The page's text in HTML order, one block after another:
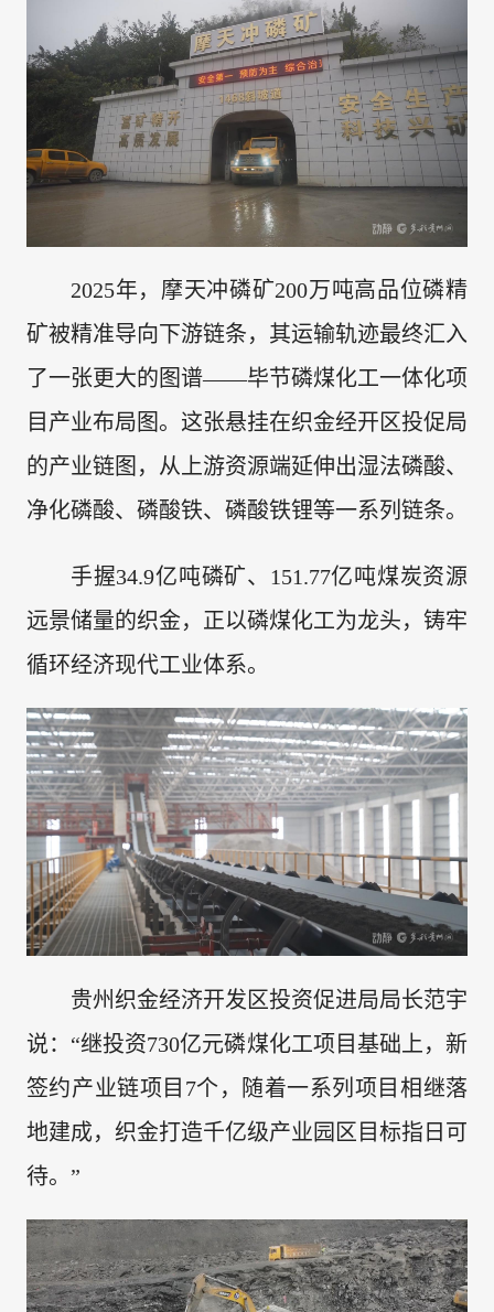
2025年，摩天冲磷矿200万吨高品位磷精
矿被精准导向下游链条，其运输轨迹最终汇入
了一张更大的图谱——毕节磷煤化工一体化项
目产业布局图。这张悬挂在织金经开区投促局
的产业链图，从上游资源端延伸出湿法磷酸、
净化磷酸、磷酸铁、磷酸铁锂等一系列链条。
手握34.9亿吨磷矿、151.77亿吨煤炭资源
远景储量的织金，正以磷煤化工为龙头，铸牢
循环经济现代工业体系。
贵州织金经济开发区投资促进局局长范宇
说：“继投资730亿元磷煤化工项目基础上，新
签约产业链项目7个，随着一系列项目相继落
地建成，织金打造千亿级产业园区目标指日可
待。”